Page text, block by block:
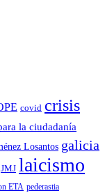
covid crisis
la ciudadaní­a
Losantos galicia
JMJ laicismo
ETA pederastia